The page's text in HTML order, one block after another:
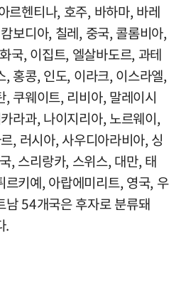
르헨티나, 호주, 바하마, 바레
보디아, 칠레, 중국, 콜롬비아,
국, 이집트, 엘살바도르, 과테
, 홍콩, 인도, 이라크, 이스라엘,
쿠웨이트, 리비아, 말레이시
라과, 나이지리아, 노르웨이,
, 러시아, 사우디아라비아, 싱
, 스리랑카, 스위스, 대만, 태
르키예, 아랍에미리트, 영국, 우
남 54개국은 후자로 분류돼
.